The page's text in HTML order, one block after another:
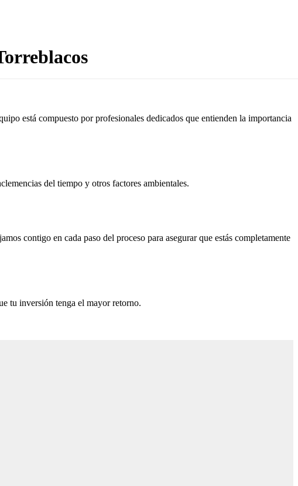
está compuesto por profesionales dedicados que entienden la importancia
del tiempo y otros factores ambientales.
contigo en cada paso del proceso para asegurar que estás completamente
tu inversión tenga el mayor retorno.